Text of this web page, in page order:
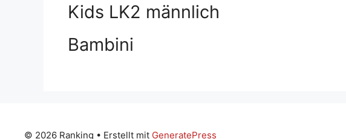
Kids LK2 männlich
Bambini
© 2026 Ranking • Erstellt mit GeneratePress